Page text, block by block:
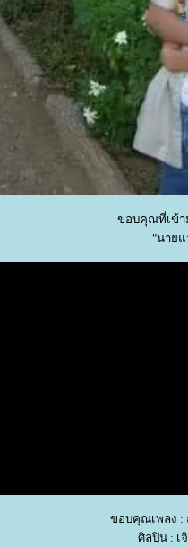
ขอบคุณที่เข้า
"นายแ
ขอบคุณเพลง :
ศิลปิน : เ